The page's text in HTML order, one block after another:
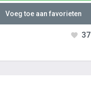
Voeg toe aan favorieten
37